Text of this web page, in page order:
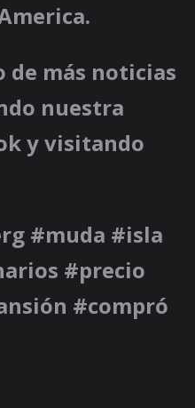
más noticias
nuestra
y visitando
#muda #isla
#precio
#compró